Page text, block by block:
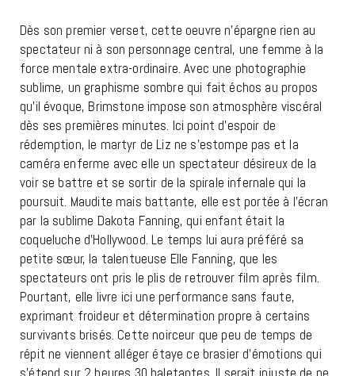
Dès son premier verset, cette oeuvre n’épargne rien au
spectateur ni à son personnage central, une femme à la
force mentale extra-ordinaire. Avec une photographie
sublime, un graphisme sombre qui fait échos au propos
qu’il évoque, Brimstone impose son atmosphère viscéral
dès ses premières minutes. Ici point d’espoir de
rédemption, le martyr de Liz ne s’estompe pas et la
caméra enferme avec elle un spectateur désireux de la
voir se battre et se sortir de la spirale infernale qui la
poursuit. Maudite mais battante, elle est portée à l’écran
par la sublime Dakota Fanning, qui enfant était la
coqueluche d’Hollywood. Le temps lui aura préféré sa
petite sœur, la talentueuse Elle Fanning, que les
spectateurs ont pris le plis de retrouver film après film.
Pourtant, elle livre ici une performance sans faute,
exprimant froideur et détermination propre à certains
survivants brisés. Cette noirceur que peu de temps de
répit ne viennent alléger étaye ce brasier d’émotions qui
s’étend sur 2 heures 30 haletantes. Il serait injuste de ne